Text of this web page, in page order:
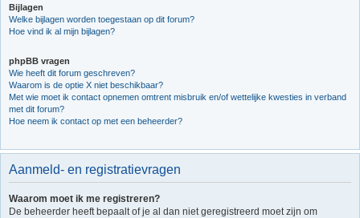
Bijlagen
Welke bijlagen worden toegestaan op dit forum?
Hoe vind ik al mijn bijlagen?
phpBB vragen
Wie heeft dit forum geschreven?
Waarom is de optie X niet beschikbaar?
Met wie moet ik contact opnemen omtrent misbruik en/of wettelijke kwesties in verband
met dit forum?
Hoe neem ik contact op met een beheerder?
Aanmeld- en registratievragen
Waarom moet ik me registreren?
De beheerder heeft bepaalt of je al dan niet geregistreerd moet zijn om